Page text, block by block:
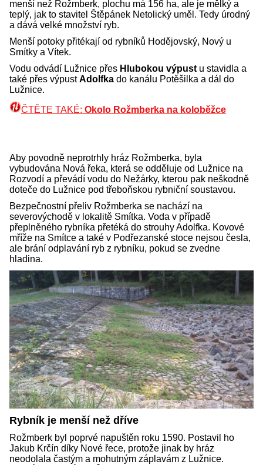
menší než Rožmberk, plochu má 156 ha, ale je mělký a
teplý, jak to stavitel Štěpánek Netolický uměl. Tedy úrodný
a dává velké množství ryb.
Menší potoky přitékají od rybníků Hodějovský, Nový u
Smítky a Vítek.
Vodu odvádí Lužnice přes Hlubokou výpustu stavidla a
také přes výpustAdolfka do kanálu Potěšilka a dál do
Lužnice.
ČTĚTE TAKÉ: Okolo Rožmberka na koloběžce
Aby povodně neprotrhly hráz Rožmberka, byla
vybudována Nová řeka, která se odděluje od Lužnice na
Rozvodí a převádí vodu do Nežárky, kterou pak neškodně
doteče do Lužnice pod třeboňskou rybniční soustavou.
Bezpečnostní přeliv Rožmberka se nachází na
severovýchodě v lokalitě Smítka. Voda v případě
přeplněného rybníka přetéká do strouhy Adolfka. Kovové
mříže na Smítce a také v Podřezanské stoce nejsou česla,
ale brání odplavání ryb z rybníku, pokud se zvedne
hladina.
Rybník je menší než dříve
Rožmberk byl poprvé napuštěn roku 1590. Postavil ho
Jakub Krčín díky Nové řece, protože jinak by hráz
neodolala častým a mohutným záplavám z Lužnice.